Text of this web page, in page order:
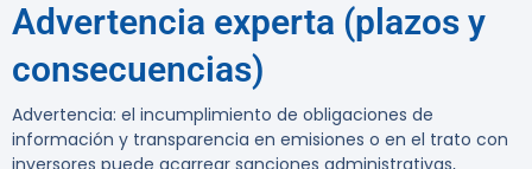
Advertencia experta (plazos y
consecuencias)
Advertencia: el incumplimiento de obligaciones de
información y transparencia en emisiones o en el trato con